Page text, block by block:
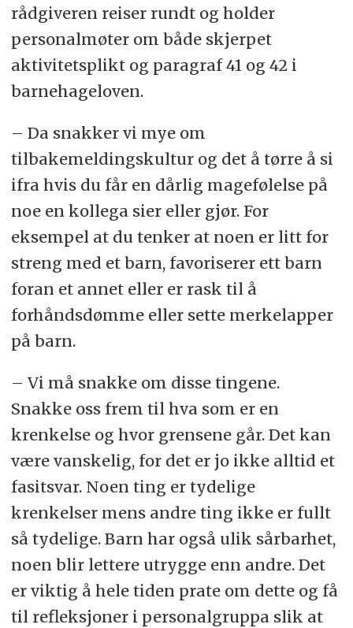
§ 42.Plikt til å sikre at barnehagebarna
har et trygt og godt psykososialt
barnehagemiljø (aktivitetsplikt)
Alle som arbeider i barnehagen, skal
følge med på hvordan barna i
barnehagen har det.
Alle som arbeider i barnehagen, skal
melde fra til barnehagens styrer
dersom de får mistanke om eller
kjennskap til at et barn ikke har et
trygt og godt barnehagemiljø.
Styreren skal melde fra til
barnehageeieren i alvorlige tilfeller.
Ved mistanke om eller kjennskap til
at et barn ikke har et trygt og godt
barnehagemiljø, skal barnehagen
snarest undersøke saken.
Når et barn eller foreldrene sier at
barnet ikke har et trygt og godt
barnehagemiljø, skal barnehagen
undersøke saken og så langt det
rådgiveren reiser rundt og holder
personalmøter om både skjerpet
aktivitetsplikt og paragraf 41 og 42 i
barnehageloven.
– Da snakker vi mye om
tilbakemeldingskultur og det å tørre å si
ifra hvis du får en dårlig magefølelse på
noe en kollega sier eller gjør. For
eksempel at du tenker at noen er litt for
streng med et barn, favoriserer ett barn
foran et annet eller er rask til å
forhåndsdømme eller sette merkelapper
på barn.
– Vi må snakke om disse tingene.
Snakke oss frem til hva som er en
krenkelse og hvor grensene går. Det kan
være vanskelig, for det er jo ikke alltid et
fasitsvar. Noen ting er tydelige
krenkelser mens andre ting ikke er fullt
så tydelige. Barn har også ulik sårbarhet,
noen blir lettere utrygge enn andre. Det
er viktig å hele tiden prate om dette og få
til refleksjoner i personalgruppa slik at